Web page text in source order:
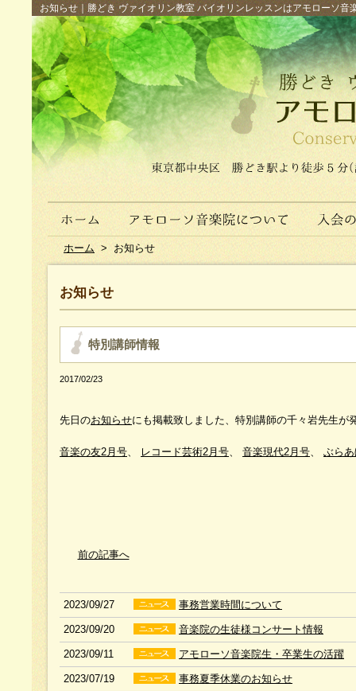
お知らせ｜勝どき ヴァイオリン教室 バイオリンレッスンはアモローソ
ホーム > お知らせ
お知らせ
特別講師情報
2017/02/23
先日のお知らせにも掲載致しました、特別講師の千々岩先生が
音楽の友2月号、 レコード芸術2月号、 音楽現代2月号、 ぶら
前の記事へ
2023/09/27 事務営業時間について
2023/09/20 音楽院の生徒様コンサート情報
2023/09/11 アモローソ音楽院生・卒業生の活躍
2023/07/19 事務夏季休業のお知らせ